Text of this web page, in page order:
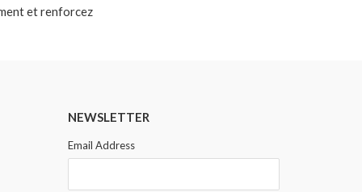
et renforcez
NEWSLETTER
Email Address